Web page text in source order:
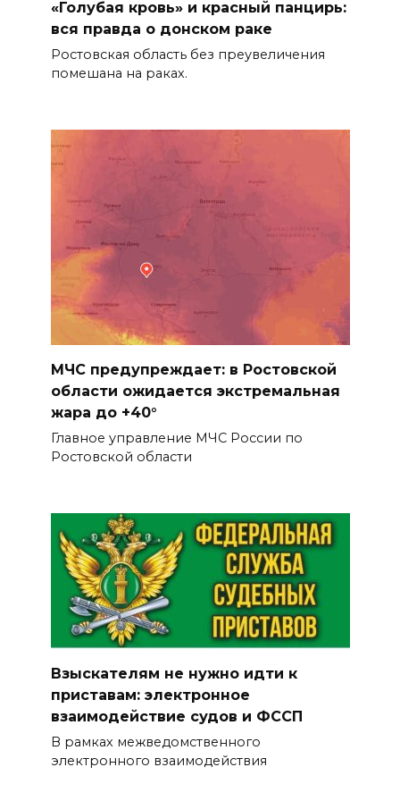
получать лечебное питание
для инвалидов станет проще
05 августа 2026 17:18
фото с мест ночных пожаров в
Ростове
05 августа 2026 17:09
Пробка длиной в 10 км
сковала движение на М-4
«Дон» под Шахтами
05 августа 2026 17:06
Сосуды лучше, чем у
сорокалетних: врачи спасли
столетнюю ростовчанку с
острым коронарным
синдромом
Без барьеров и границ:
программа Т2 «Выгодно
вместе» теперь доступна
абонентам других операторов
05 августа 2026 16:30
ВСЕ КАК ЕСТЬ. Украинских
телефонных бандитов
«крышует» киевская власть
05 августа 2026 16:20
«Голубая кровь» и красный панцирь:
вся правда о донском раке
Ростовская область без преувеличения
помешана на раках.
МЧС предупреждает: в Ростовской
области ожидается экстремальная
жара до +40°
Главное управление МЧС России по
Ростовской области
Взыскателям не нужно идти к
приставам: электронное
взаимодействие судов и ФССП
В рамках межведомственного
электронного взаимодействия